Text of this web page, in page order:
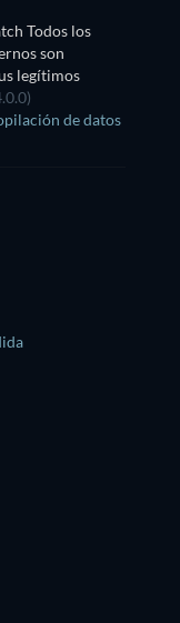
Todos los
son
legítimos
de datos